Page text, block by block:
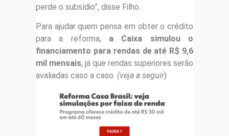
perde o subsídio”, disse Filho.
Para ajudar quem pensa em obter o crédito
para a reforma, a Caixa simulou o
financiamento para rendas de até R$ 9,6
mil mensais, já que rendas superiores serão
avaliadas caso a caso. (veja a seguir)